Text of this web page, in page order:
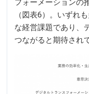
フォーメーションの
（図表6）。いずれ
な経営課題であり、
つながると期待され